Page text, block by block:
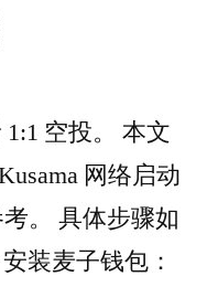
空投。 本文
网络启动
。 具体步骤如
装麦子钱包：